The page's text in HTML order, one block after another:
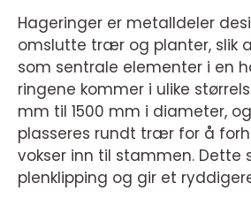
Hageringer er metalldeler
omslutte trær og planter, slik
som sentrale elementer i en
ringene kommer i ulike
mm til 1500 mm i diameter,
plasseres rundt trær for å
vokser inn til stammen. Dette
plenklipping og gir et